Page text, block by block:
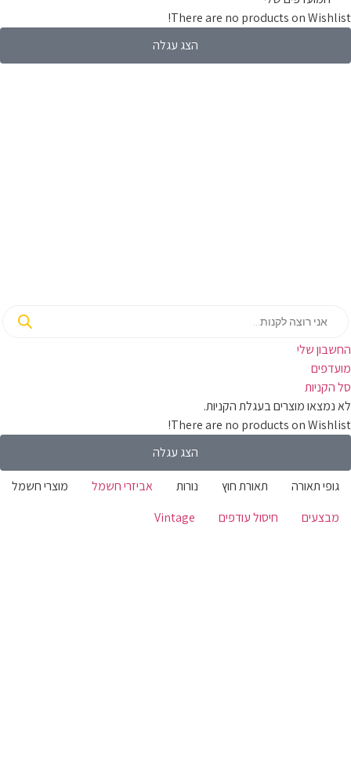
There are no products on Wishlist!
הצג עגלה
החשבון שלי‬
‫מועדפים‬‬
סל הקניות
לא נמצאו מוצרים בעגלת הקניות.
There are no products on Wishlist!
הצג עגלה
גופי תאורה תאורת חוץ נורות אביזרי חשמל
מוצרי חשמל
מבצעים
חיסול עודפים Vintage